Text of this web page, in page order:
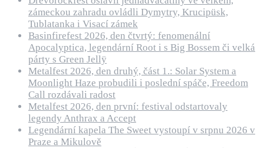
zámeckou zahradu ovládli Dymytry, Krucipüsk,
Tublatanka i Visací zámek
Basinfirefest 2026, den čtvrtý: fenomenální
Apocalyptica, legendární Root i s Big Bossem či velká
párty s Green Jellÿ
Metalfest 2026, den druhý, část 1.: Solar System a
Moonlight Haze probudili i poslední spáče, Freedom
Call rozdávali radost
Metalfest 2026, den první: festival odstartovaly
legendy Anthrax a Accept
Legendární kapela The Sweet vystoupí v srpnu 2026 v
Praze a Mikulově